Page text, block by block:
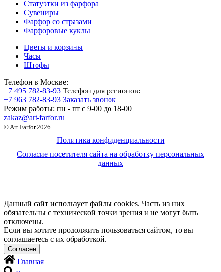
Статуэтки из фарфора
Сувениры
Фарфор со стразами
Фарфоровые куклы
Цветы и корзины
Часы
Штофы
Телефон в Москве:
+7 495 782-83-93 Телефон для регионов:
+7 963 782-83-93 Заказать звонок
Режим работы: пн - пт c 9-00 до 18-00
zakaz@art-farfor.ru
© Art Farfor 2026
Политика конфиденциальности
Согласие посетителя сайта на обработку персональных
данных
Данный сайт использует файлы cookies. Часть из них
обязательны с технической точки зрения и не могут быть
отключены.
Если вы хотите продолжить пользоваться сайтом, то вы
соглашаетесь с их обработкой.
Главная